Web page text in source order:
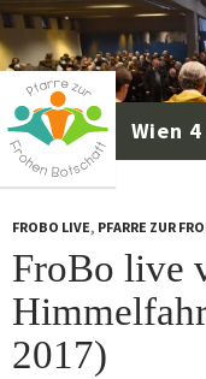
Zum
Inhalt
springen
Suchen
FROBO LIVE, PFARRE ZUR
FroBo live
2017)